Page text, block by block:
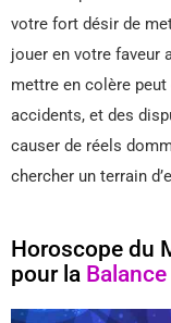
votre fort désir de
jouer en votre faveur
mettre en colère
accidents, et des
causer de réels
chercher un terrain
Horoscope du
pour la Balance